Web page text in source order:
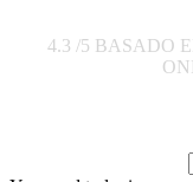
4.3 /5 BASADO